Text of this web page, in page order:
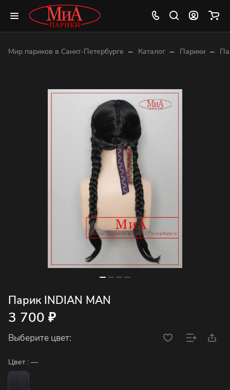
Мир париков в Санкт-Петербурге – Каталог – Парики –
Парик INDIAN MAN
3 700 ₽
Выберите цвет:
Цвет : —